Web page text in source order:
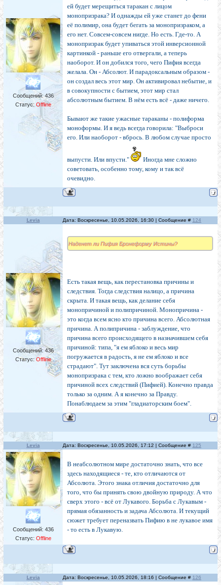
Сообщений:436
Статус: Offline
ей будет мерещиться таракан с лицом
монопризрака? И однажды ей уже станет до фени
её полимир, она будет бегать за монопризраком, а
его нет. Совсем-совсем нигде. Но есть. Где-то. А
монопризрак будет упиваться этой инверсионной
картинкой - раньше его отвергали, а теперь
наоборот. И он добился того, чего Пифия всегда
желала. Он - Абсолют. И парадоксальным образом -
он создал весь этот мир. Он активировал небытие, и
в совокупности с бытием, этот мир стал
абсолютным бытием. В нём есть всё - даже ничего.
Бывают же такие ужасные тараканы - полиформа
моноформы. И я ведь всегда говорила: "Выброси
его. Или наоборот - вбрось. В любом случае просто
выпусти. Или впусти."
Иногда мне сложно
советовать, особенно тому, кому и так всё
очевидно.
Levia Дата: Воскресенье, 10.05.2026, 16:30 | Сообщение # 124
Сообщений: 436
Статус: Offline
Наденет ли Пифия Бронеформу Истины?
Есть такая вещь, как перестановка причины и
следствия. Тогда следствия налицо, а причина
скрыта. И такая вещь, как делание себя
монопричиной и полипричиной. Монопричина -
это когда всем ясно кто причина всего. Абсолютная
причина. А полипричина - заблуждение, что
причина всего происходящего в назначившем себя
причиной: типа, "я ем яблоко и весь мир
погружается в радость, я не ем яблоко и все
страдают". Тут заключена вся суть борьбы
монопризрака с тем, кто ложно воображает себя
причиной всех следствий (Пифией). Конечно правда
только за одним. А я конечно за Правду.
Понаблюдаем за этим "гладиаторским боем".
Levia Дата: Воскресенье, 10.05.2026, 17:12 | Сообщение # 125
Сообщений: 436
Статус: Offline
В неабсолютном мире достаточно знать, что все
здесь находящиеся - те, кто отличаются от
Абсолюта. Этого знака отличия достаточно для
того, что бы принять свою двойную природу. А что
сверх этого - всё от Лукавого. Борьба с Лукавым -
прямая обязанность и задача Абсолюта. И текущий
сюжет требует переназвать Пифию в не лукавое имя
- то есть в Лукавую.
Levia Дата: Воскресенье, 10.05.2026, 18:16 | Сообщение # 126